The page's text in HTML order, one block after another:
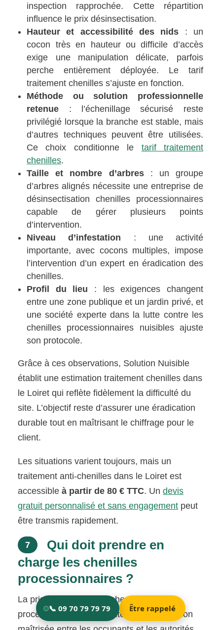
inspection rapprochée. Cette répartition
influence le prix désinsectisation.
Hauteur et accessibilité des nids : un
cocon très en hauteur ou difficile d’accès
exige une manipulation délicate, parfois
perche entièrement déployée. Le tarif
traitement chenilles s’ajuste en fonction.
Méthode ou solution professionnelle
retenue : l’échenillage sécurisé reste
privilégié lorsque la branche est stable, mais
d’autres techniques peuvent être utilisées.
Ce choix conditionne le tarif traitement
chenilles.
Taille et nombre d’arbres: un groupe
d’arbres alignés nécessite une entreprise de
désinsectisation chenilles processionnaires
capable de gérer plusieurs points
d’intervention.
Niveau d’infestation : une activité
importante, avec cocons multiples, impose
l’intervention d’un expert en éradication des
chenilles.
Profil du lieu : les exigences changent
entre une zone publique et un jardin privé, et
une société experte dans la lutte contre les
chenilles processionnaires nuisibles ajuste
son protocole.
Grâce à ces observations, Solution Nuisible
établit une estimation traitement chenilles dans
le Loiret qui reflète fidèlement la difficulté du
site. L’objectif reste d’assurer une éradication
durable tout en maîtrisant le chiffrage pour le
client.
Les situations varient toujours, mais un
traitement anti-chenilles dans le Loiret est
accessibleà partir de 80 € TTC. Undevis
gratuit personnalisé et sans engagement peut
être transmis rapidement.
7
Qui doit prendre en
charge les chenilles
processionnaires ?
La prise en charge des chenilles
processionnaires nécessite une coordination